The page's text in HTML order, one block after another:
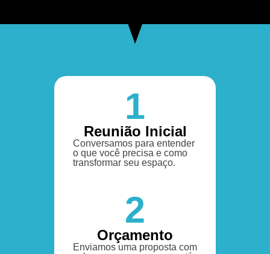
1
Reunião Inicial
Conversamos para entender
o que você precisa e como
transformar seu espaço.
2
Orçamento
Enviamos uma proposta com